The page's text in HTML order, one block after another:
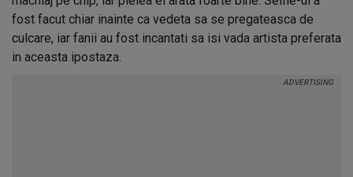
fost facut chiar inainte ca vedeta sa se pregateasca de
culcare, iar fanii au fost incantati sa isi vada artista preferata
in aceasta ipostaza.